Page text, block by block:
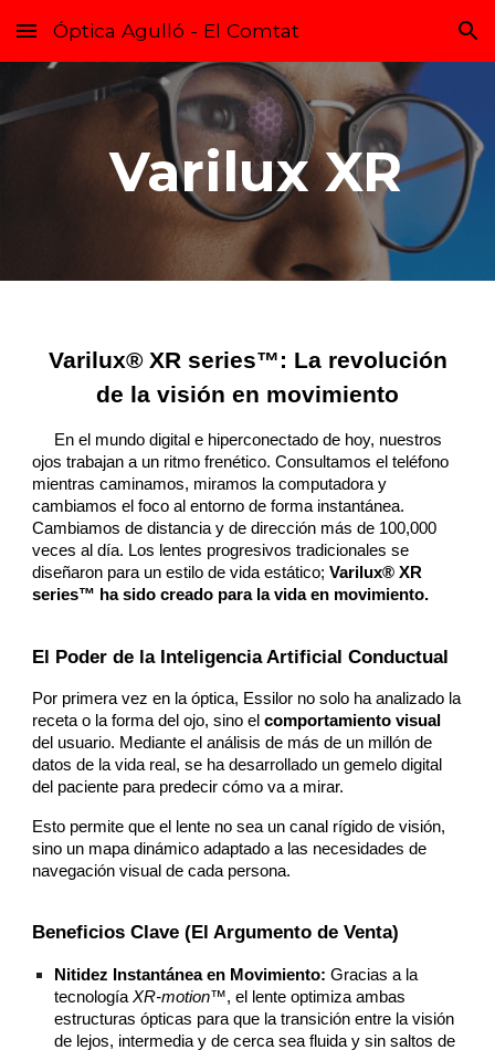
Skip to main content Skip to navigation
Óptica Agulló - El Comtat
Varilux XR
Varilux® XR series™: La revolución
de la visión en movimiento
En el mundo digital e hiperconectado de hoy, nuestros
ojos trabajan a un ritmo frenético. Consultamos el teléfono
mientras caminamos, miramos la computadora y
cambiamos el foco al entorno de forma instantánea.
Cambiamos de distancia y de dirección más de 100,000
veces al día. Los lentes progresivos tradicionales se
diseñaron para un estilo de vida estático;Varilux® XR
series™ ha sido creado para la vida en movimiento.
El Poder de la Inteligencia Artificial Conductual
Por primera vez en la óptica, Essilor no solo ha analizado la
receta o la forma del ojo, sino elcomportamiento visual
del usuario. Mediante el análisis de más de un millón de
datos de la vida real, se ha desarrollado un gemelo digital
del paciente para predecir cómo va a mirar.
Esto permite que el lente no sea un canal rígido de visión,
sino un mapa dinámico adaptado a las necesidades de
navegación visual de cada persona.
Beneficios Clave (El Argumento de Venta)
Nitidez Instantánea en Movimiento: Gracias a la
tecnologíaXR-motion™, el lente optimiza ambas
estructuras ópticas para que la transición entre la visión
de lejos, intermedia y de cerca sea fluida y sin saltos de